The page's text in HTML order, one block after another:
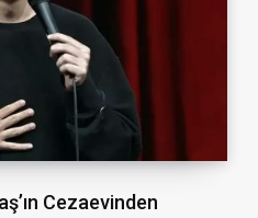
Cezaevinden